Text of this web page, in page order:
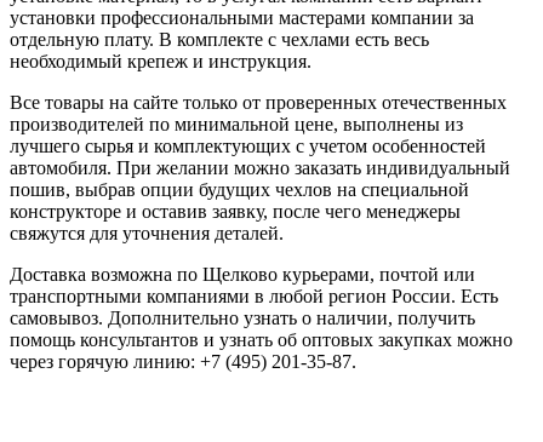
установки профессиональными мастерами компании за
отдельную плату. В комплекте с чехлами есть весь
необходимый крепеж и инструкция.
Все товары на сайте только от проверенных отечественных
производителей по минимальной цене, выполнены из
лучшего сырья и комплектующих с учетом особенностей
автомобиля. При желании можно заказать индивидуальный
пошив, выбрав опции будущих чехлов на специальной
конструкторе и оставив заявку, после чего менеджеры
свяжутся для уточнения деталей.
Доставка возможна по Щелково курьерами, почтой или
транспортными компаниями в любой регион России. Есть
самовывоз. Дополнительно узнать о наличии, получить
помощь консультантов и узнать об оптовых закупках можно
через горячую линию: +7 (495) 201-35-87.